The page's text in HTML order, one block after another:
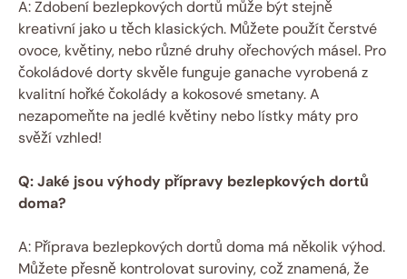
A: Zdobení bezlepkových dortů může být stejně
kreativní jako u těch klasických. Můžete použít čerstvé
ovoce, květiny, nebo různé druhy ořechových másel. Pro
čokoládové dorty skvěle funguje ganache vyrobená z
kvalitní hořké čokolády a kokosové smetany. A
nezapomeňte na jedlé květiny nebo lístky máty pro
svěží vzhled!
Q: Jaké jsou výhody přípravy bezlepkových dortů
doma?
A: Příprava bezlepkových dortů doma má několik výhod.
Můžete přesně kontrolovat suroviny, což znamená, že